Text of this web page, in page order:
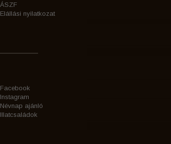
ÁSZF
Elállási nyilatkozat
Facebook
Instagram
Névnap ajánló
Illatcsaládok